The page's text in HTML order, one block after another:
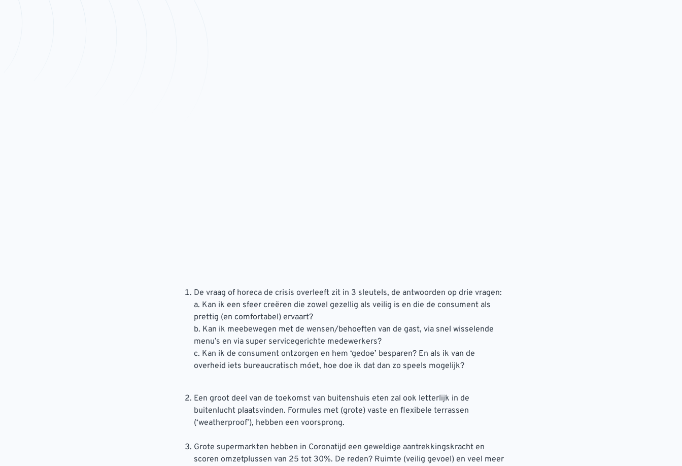
De vraag of horeca de crisis overleeft zit in 3 sleutels, de antwoorden op drie vragen:
a. Kan ik een sfeer creëren die zowel gezellig als veilig is en die de consument als
prettig (en comfortabel) ervaart?
b. Kan ik meebewegen met de wensen/behoeften van de gast, via snel wisselende
menu’s en via super servicegerichte medewerkers?
c. Kan ik de consument ontzorgen en hem ‘gedoe’ besparen? En als ik van de
overheid iets bureaucratisch móet, hoe doe ik dat dan zo speels mogelijk?
Een groot deel van de toekomst van buitenshuis eten zal ook letterlijk in de
buitenlucht plaatsvinden. Formules met (grote) vaste en flexibele terrassen
(‘weatherproof’), hebben een voorsprong.
Grote supermarkten hebben in Coronatijd een geweldige aantrekkingskracht en
scoren omzetplussen van 25 tot 30%. De reden? Ruimte (veilig gevoel) en veel meer